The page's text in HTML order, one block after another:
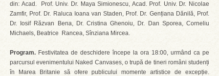
din: Acad. Prof. Univ. Dr. Maya Simionescu, Acad. Prof. Univ. Dr. Nicolae
Zamfir, Prof. Dr. Raluca Ioana van Staden, Prof. Dr. Gențiana Dănilă, Prof.
Dr. Iosif Răzvan Bena, Dr. Cristina Ghenoiu, Dr. Dan Sporea, Corneliu
Michaels, Beatrice Rancea, Sînziana Mircea.
Program. Festivitatea de deschidere începe la ora 18:00, urmând ca pe
parcursul evenimentului Naked Canvases, o trupă de tineri români studenți
în Marea Britanie să ofere publicului momente artistice de excepție.